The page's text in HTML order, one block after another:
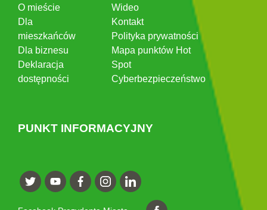
O mieście
Dla
mieszkańców
Dla biznesu
Deklaracja
dostępności
Wideo
Kontakt
Polityka prywatności
Mapa punktów Hot
Spot
Cyberbezpieczeństwo
PUNKT INFORMACYJNY